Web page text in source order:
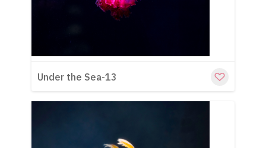
Under the Sea-13